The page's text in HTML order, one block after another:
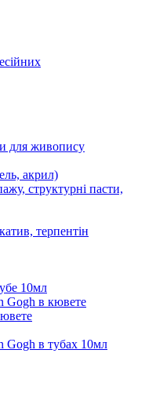
для живопису
акрил)
структурні пасти,
терпентін
10мл
Gogh в кювете
Gogh в тубах 10мл